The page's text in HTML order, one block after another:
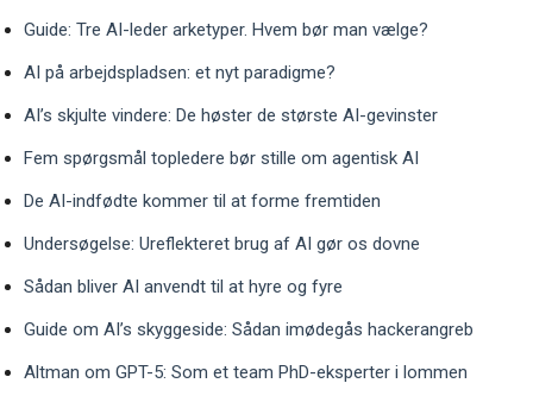
Guide: Tre AI-leder arketyper. Hvem bør man vælge?
AI på arbejdspladsen: et nyt paradigme?
AI’s skjulte vindere: De høster de største AI-gevinster
Fem spørgsmål topledere bør stille om agentisk AI
De AI-indfødte kommer til at forme fremtiden
Undersøgelse: Ureflekteret brug af AI gør os dovne
Sådan bliver AI anvendt til at hyre og fyre
Guide om AI’s skyggeside: Sådan imødegås hackerangreb
Altman om GPT-5: Som et team PhD-eksperter i lommen